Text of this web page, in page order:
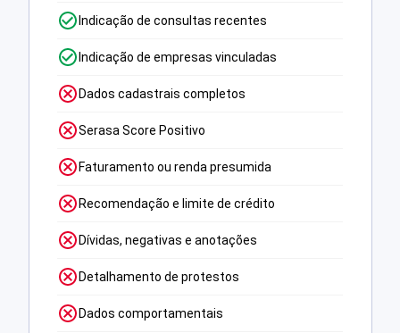
Indicação de consultas recentes
Indicação de empresas vinculadas
Dados cadastrais completos
Serasa Score Positivo
Faturamento ou renda presumida
Recomendação e limite de crédito
Dívidas, negativas e anotações
Detalhamento de protestos
Dados comportamentais